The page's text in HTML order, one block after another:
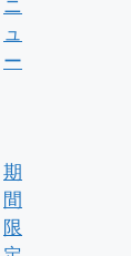
ニ
ュ
ー
期
間
限